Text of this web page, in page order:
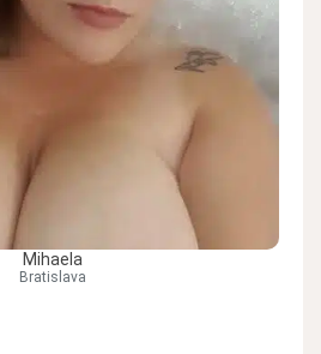
Mihaela
Bratislava